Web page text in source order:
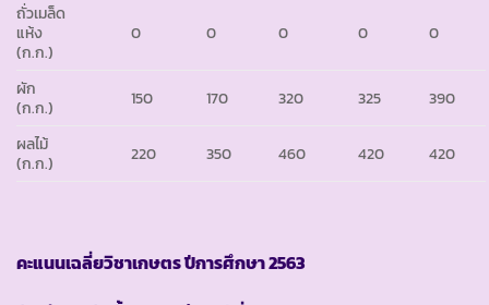
ถั่วเมล็ด
แห้ง
(ก.ก.)
0 0 0 0 0
ผัก
(ก.ก.)
150 170 320 325
390
ผลไม้
(ก.ก.)
220 350 460 420 420
คะแนนเฉลี่ยวิชาเกษตร ปีการศึกษา2563